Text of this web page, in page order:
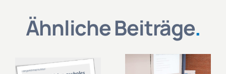
Ähnliche Beiträge.